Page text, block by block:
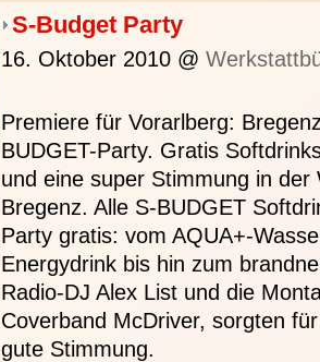
S-Budget Party
16. Oktober 2010 @
Premiere für Vorarlberg:
BUDGET-Party. Gratis
und eine super Stimmung in der
Bregenz. Alle S-BUDGET
Party gratis: vom AQUA+-
Energydrink bis hin zum
Radio-DJ Alex List und die
Coverband McDriver, sorgten
gute Stimmung.